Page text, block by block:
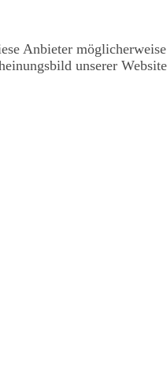
Anbieter
unserer